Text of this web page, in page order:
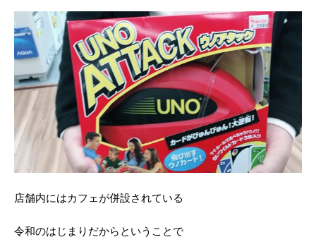
店舗内にはカフェが併設されている
令和のはじまりだからということで